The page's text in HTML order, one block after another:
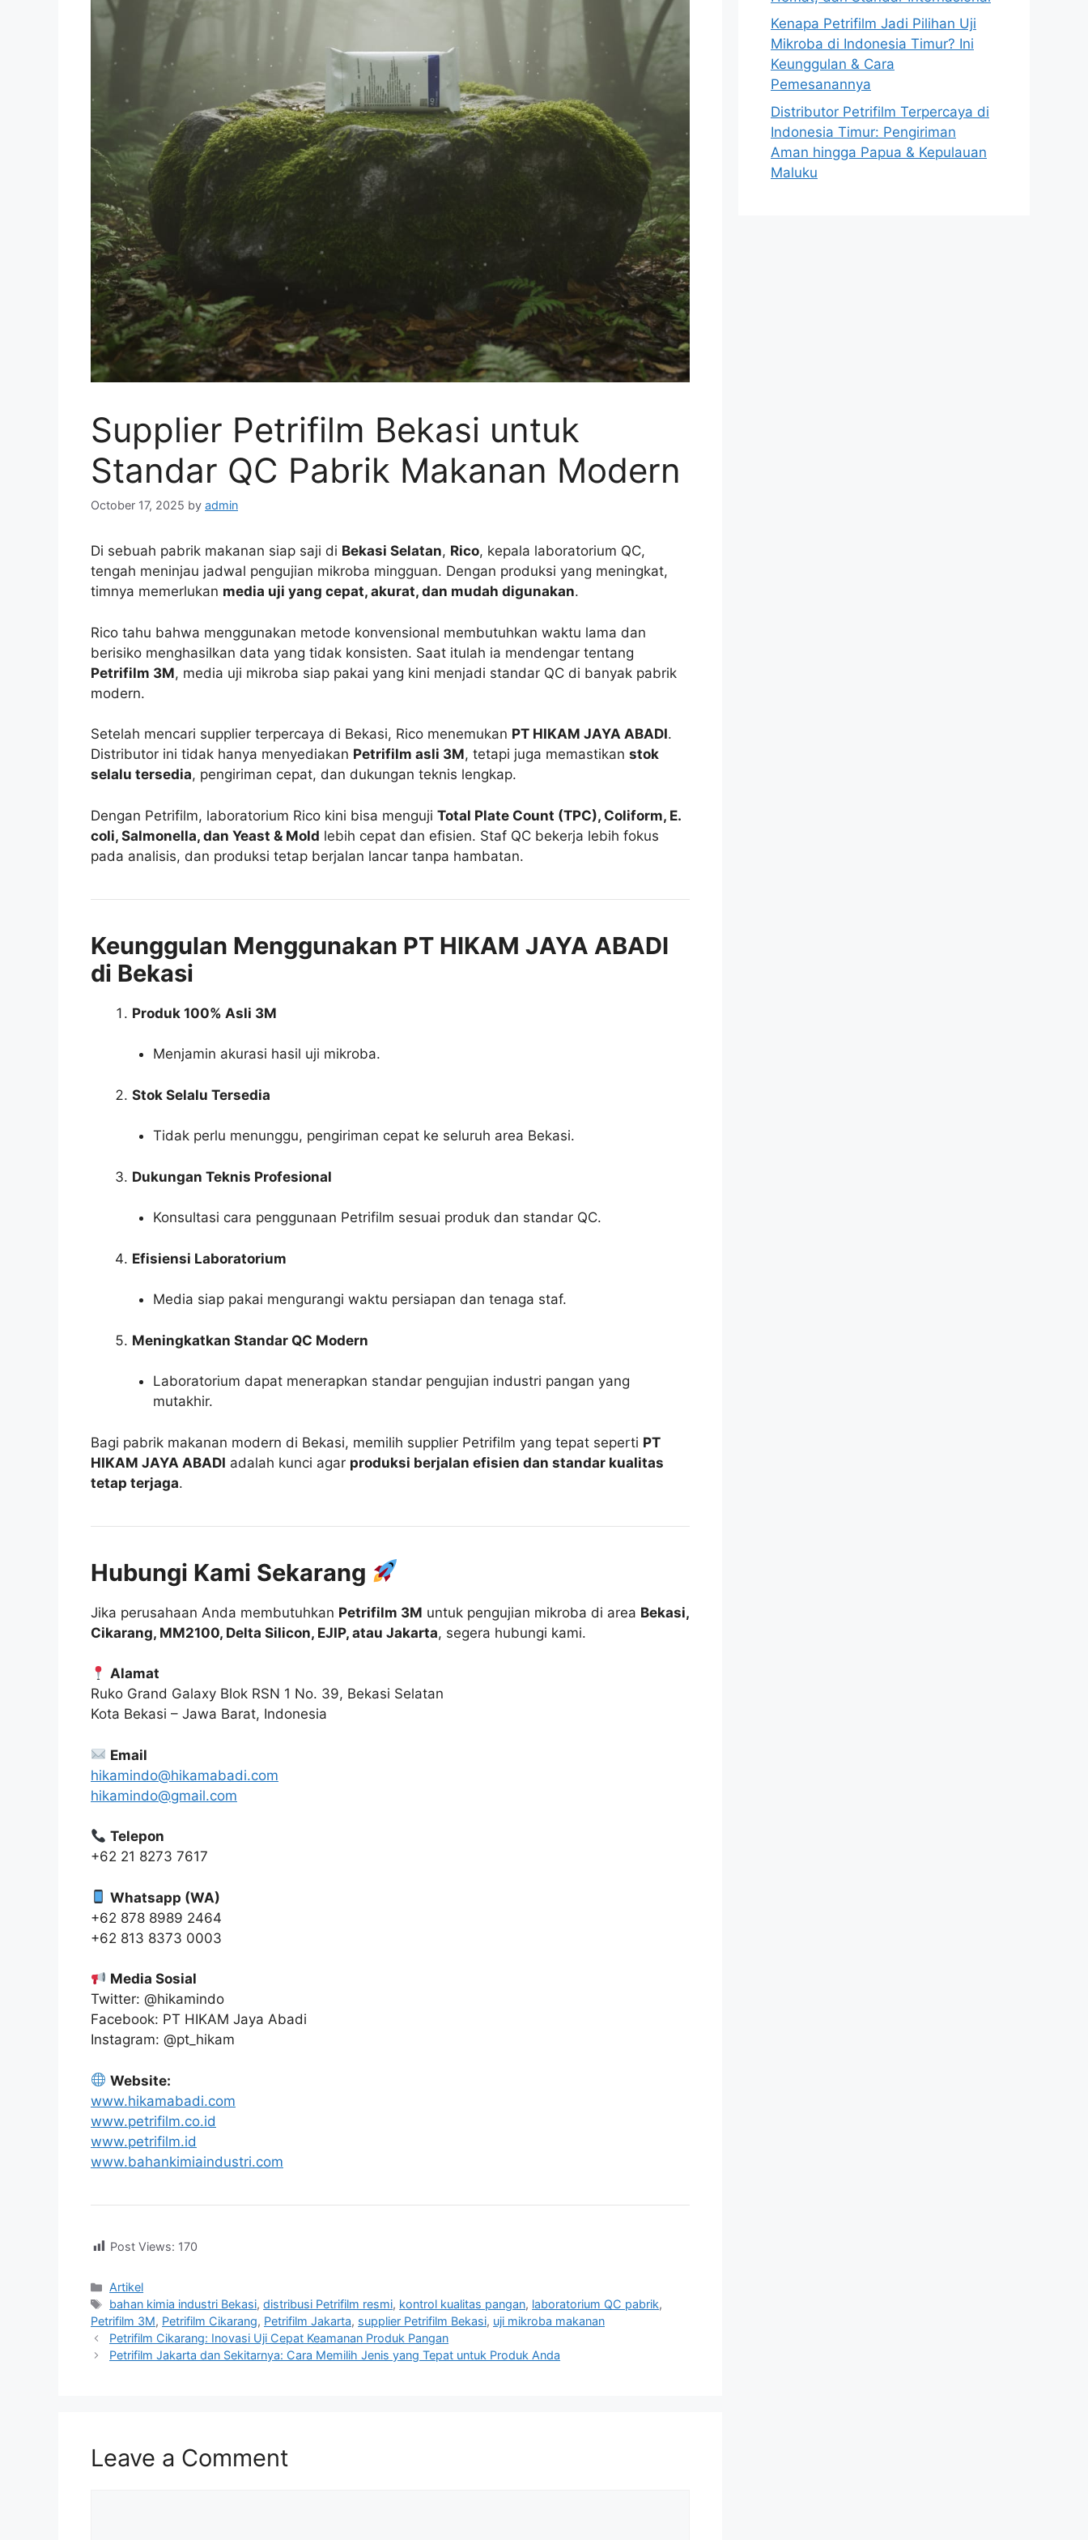
Supplier Petrifilm Bekasi untuk
Standar QC Pabrik Makanan Modern
October 17, 2025 by admin
Di sebuah pabrik makanan siap saji di Bekasi Selatan, Rico, kepala laboratorium QC,
tengah meninjau jadwal pengujian mikroba mingguan. Dengan produksi yang meningkat,
timnya memerlukan media uji yang cepat, akurat, dan mudah digunakan.
Rico tahu bahwa menggunakan metode konvensional membutuhkan waktu lama dan
berisiko menghasilkan data yang tidak konsisten. Saat itulah ia mendengar tentang
Petrifilm 3M, media uji mikroba siap pakai yang kini menjadi standar QC di banyak pabrik
modern.
Setelah mencari supplier terpercaya di Bekasi, Rico menemukan PT HIKAM JAYA ABADI.
Distributor ini tidak hanya menyediakan Petrifilm asli 3M, tetapi juga memastikan stok
selalu tersedia, pengiriman cepat, dan dukungan teknis lengkap.
Dengan Petrifilm, laboratorium Rico kini bisa menguji Total Plate Count (TPC), Coliform, E.
coli, Salmonella, dan Yeast & Mold lebih cepat dan efisien. Staf QC bekerja lebih fokus
pada analisis, dan produksi tetap berjalan lancar tanpa hambatan.
Keunggulan Menggunakan PT HIKAM JAYA ABADI
di Bekasi
Produk 100% Asli 3M
Menjamin akurasi hasil uji mikroba.
Stok Selalu Tersedia
Tidak perlu menunggu, pengiriman cepat ke seluruh area Bekasi.
Dukungan Teknis Profesional
Konsultasi cara penggunaan Petrifilm sesuai produk dan standar QC.
Efisiensi Laboratorium
Media siap pakai mengurangi waktu persiapan dan tenaga staf.
Meningkatkan Standar QC Modern
Laboratorium dapat menerapkan standar pengujian industri pangan yang
mutakhir.
Bagi pabrik makanan modern di Bekasi, memilih supplier Petrifilm yang tepat seperti PT
HIKAM JAYA ABADI adalah kunci agar produksi berjalan efisien dan standar kualitas
tetap terjaga.
Hubungi Kami Sekarang
Jika perusahaan Anda membutuhkan Petrifilm 3M untuk pengujian mikroba di area Bekasi,
Cikarang, MM2100, Delta Silicon, EJIP, atau Jakarta, segera hubungi kami.
Alamat
Ruko Grand Galaxy Blok RSN 1 No. 39, Bekasi Selatan
Kota Bekasi – Jawa Barat, Indonesia
Email
hikamindo@hikamabadi.com
hikamindo@gmail.com
Telepon
+62 21 8273 7617
Whatsapp (WA)
+62 878 8989 2464
+62 813 8373 0003
Media Sosial
Twitter: @hikamindo
Facebook: PT HIKAM Jaya Abadi
Instagram: @pt_hikam
Website:
www.hikamabadi.com
www.petrifilm.co.id
www.petrifilm.id
www.bahankimiaindustri.com
Post Views: 170
Categories
Artikel
Tags
bahan kimia industri Bekasi,distribusi Petrifilm resmi, kontrol kualitas pangan, laboratorium QC pabrik,
Petrifilm 3M, Petrifilm Cikarang, Petrifilm Jakarta, supplier Petrifilm Bekasi, uji mikroba makanan
Petrifilm Cikarang: Inovasi Uji Cepat Keamanan Produk Pangan
Petrifilm Jakarta dan Sekitarnya: Cara Memilih Jenis yang Tepat untuk Produk Anda
Leave a Comment
Kenapa Petrifilm Jadi Pilihan Uji
Mikroba di Indonesia Timur? Ini
Keunggulan & Cara
Pemesanannya
Distributor Petrifilm Terpercaya di
Indonesia Timur: Pengiriman
Aman hingga Papua & Kepulauan
Maluku